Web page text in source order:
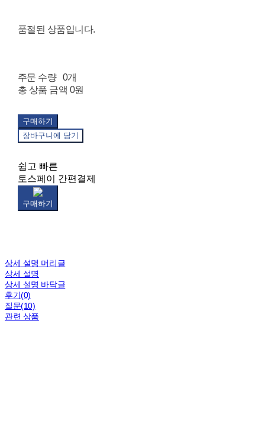
품절된 상품입니다.
주문 수량
0개
총 상품 금액 0원
구매하기
장바구니에 담기
쉽고 빠른
토스페이 간편결제
구매하기
상세 설명 머리글
상세 설명
상세 설명 바닥글
후기(0)
질문(10)
관련 상품